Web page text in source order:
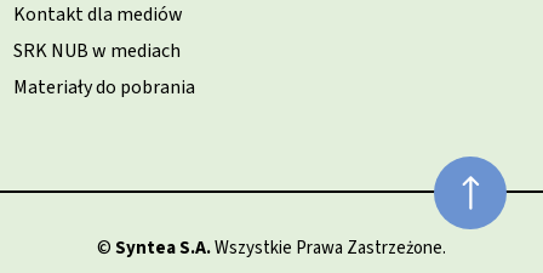
Kontakt dla mediów
SRK NUB w mediach
Materiały do pobrania
©Syntea S.A.Wszystkie Prawa Zastrzeżone.